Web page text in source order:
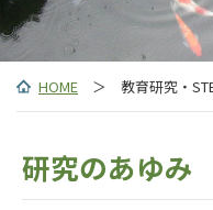
HOME ＞ 教育研究・
研究のあゆみ